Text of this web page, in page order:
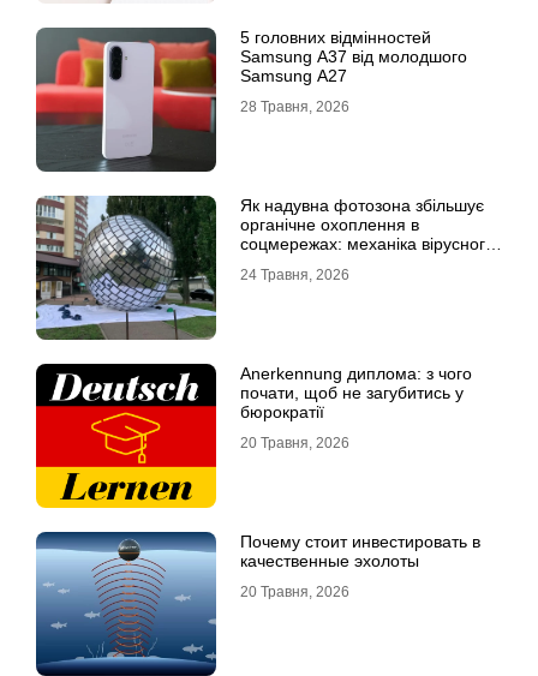
5 головних відмінностей
Samsung A37 від молодшого
Samsung A27
28 Травня, 2026
Як надувна фотозона збільшує
органічне охоплення в
соцмережах: механіка вірусного
24 Травня, 2026
Anerkennung диплома: з чого
почати, щоб не загубитись у
бюрократії
20 Травня, 2026
Почему стоит инвестировать в
качественные эхолоты
20 Травня, 2026